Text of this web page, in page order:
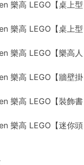
樂高 LEGO【桌上型
樂高 LEGO【桌上型
樂高 LEGO【樂高人
樂高 LEGO【牆壁掛
樂高 LEGO【裝飾書
樂高 LEGO【迷你頭